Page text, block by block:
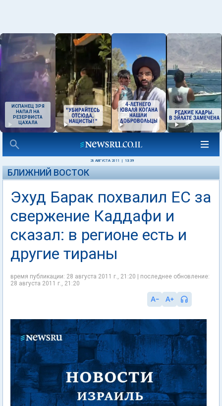
ИСПАНЕЦ ЗРЯ
НАПАЛ НА
РЕЗЕРВИСТА
ЦАХАЛА
28 АВГУСТА 2011 13:39
БЛИЖНИЙ ВОСТОК
Эхуд Барак похвалил ЕС за
свержение Каддафи и
сказал: в регионе есть и
другие тираны
время публикации: 28 августа 2011 г., 21:20 | последнее обновление:
28 августа 2011 г., 21:20